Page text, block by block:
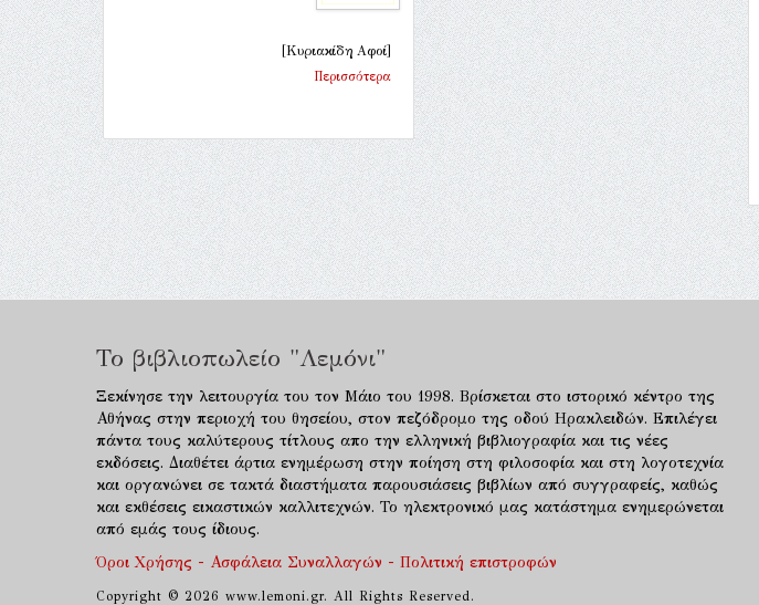
[Κυριακίδη Αφοί]
Περισσότερα
Το βιβλιοπωλείο "Λεμόνι"
Ξεκίνησε την λειτουργία του τον Μάιο του 1998. Βρίσκεται στο ιστορικό κέντρο της
Αθήνας στην περιοχή του θησείου, στον πεζόδρομο της οδού Ηρακλειδών. Επιλέγει
πάντα τους καλύτερους τίτλους απο την ελληνική βιβλιογραφία και τις νέες
εκδόσεις. Διαθέτει άρτια ενημέρωση στην ποίηση στη φιλοσοφία και στη λογοτεχνία
και οργανώνει σε τακτά διαστήματα παρουσιάσεις βιβλίων από συγγραφείς, καθώς
και εκθέσεις εικαστικών καλλιτεχνών. Το ηλεκτρονικό μας κατάστημα ενημερώνεται
από εμάς τους ίδιους.
Όροι Χρήσης - Ασφάλεια Συναλλαγών - Πολιτική επιστροφών
Copyright © 2026 www.lemoni.gr. All Rights Reserved.